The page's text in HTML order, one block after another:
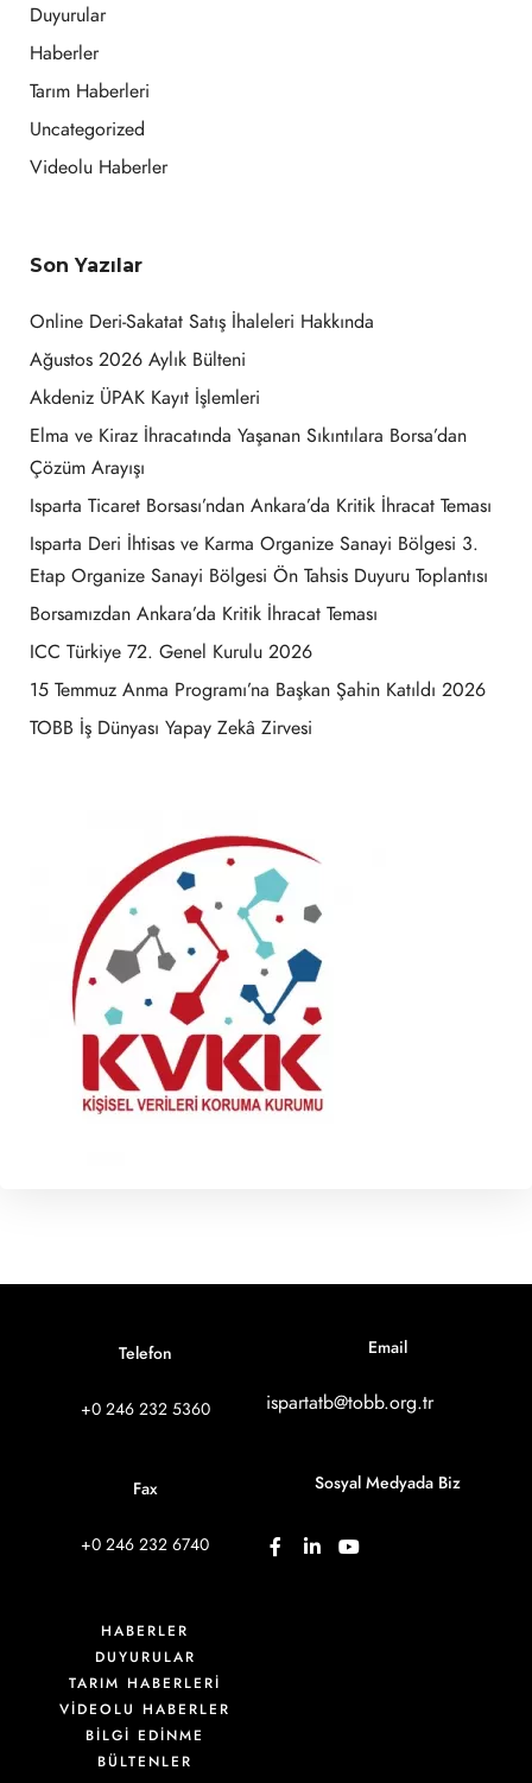
Duyurular
Haberler
Tarım Haberleri
Uncategorized
Videolu Haberler
Son Yazılar
Online Deri-Sakatat Satış İhaleleri Hakkında
Ağustos 2026 Aylık Bülteni
Akdeniz ÜPAK Kayıt İşlemleri
Elma ve Kiraz İhracatında Yaşanan Sıkıntılara Borsa’dan
Çözüm Arayışı
Isparta Ticaret Borsası’ndan Ankara’da Kritik İhracat Teması
Isparta Deri İhtisas ve Karma Organize Sanayi Bölgesi 3.
Etap Organize Sanayi Bölgesi Ön Tahsis Duyuru Toplantısı
Borsamızdan Ankara’da Kritik İhracat Teması
ICC Türkiye 72. Genel Kurulu 2026
15 Temmuz Anma Programı’na Başkan Şahin Katıldı 2026
TOBB İş Dünyası Yapay Zekâ Zirvesi
Telefon
+0 246 232 5360
Fax
+0 246 232 6740
Email
ispartatb@tobb.org.tr
Sosyal Medyada Biz
HABERLER
DUYURULAR
TARIM HABERLERİ
VIDEOLU HABERLER
BİLGİ EDİNME
BÜLTENLER